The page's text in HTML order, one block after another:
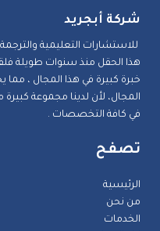
شركة أبجريد
للاستشارات التعليمية
هذا الحقل منذ سنوات طويلة
خبرة كبيرة في هذا المجال ،
المجال، لأن لدينا مجموعة كبيرة
في كافة التخصصات .
تصفح
الرئيسية
من نحن
الخدمات